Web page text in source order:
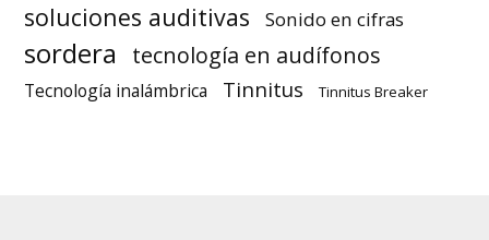
soluciones auditivas Sonido en cifras
sordera tecnología en audífonos
Tecnología inalámbrica Tinnitus Tinnitus Breaker